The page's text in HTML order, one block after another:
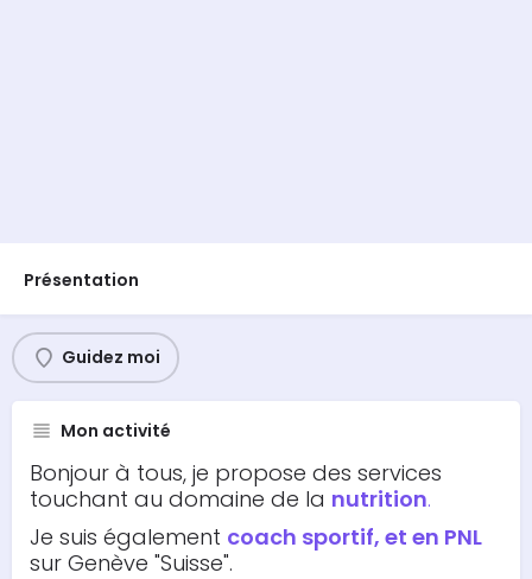
Présentation
Guidez moi
Mon activité
Bonjour à tous, je propose des services
touchant au domaine de la nutrition.
Je suis également coach sportif, et en PNL
sur Genève "Suisse".